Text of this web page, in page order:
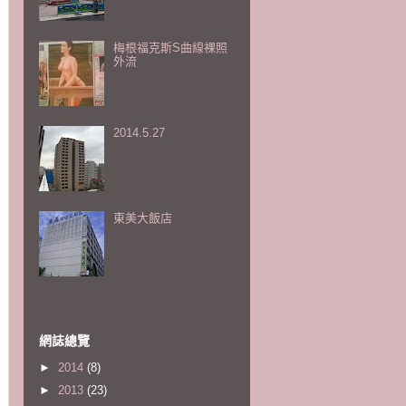
梅根福克斯S曲線裸照
外流
2014.5.27
東美大飯店
網誌總覽
► 2014 (8)
► 2013 (23)